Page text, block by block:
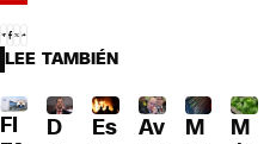
LEE TAMBIÉN
FI
D
Es
Av
M
M